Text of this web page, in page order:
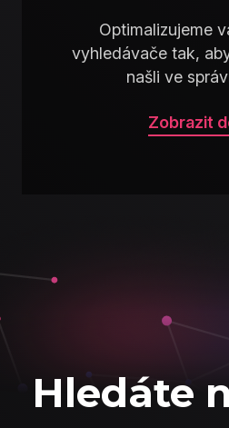
Optimalizujeme
vyhledávače tak,
našli ve
Zobrazit
Hledáte